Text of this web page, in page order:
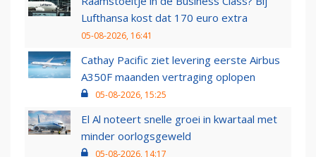
Lufthansa kost dat 170 euro extra
05-08-2026, 16:41
Cathay Pacific ziet levering eerste Airbus
A350F maanden vertraging oplopen
05-08-2026, 15:25
El Al noteert snelle groei in kwartaal met
minder oorlogsgeweld
05-08-2026, 14:17